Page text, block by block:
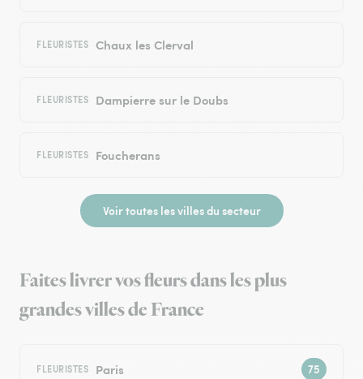
FLEURISTES Chaux les Clerval
FLEURISTES Dampierre sur le Doubs
FLEURISTES Foucherans
Voir toutes les villes du secteur
Faites livrer vos fleurs dans les plus
grandes villes de France
FLEURISTES Paris